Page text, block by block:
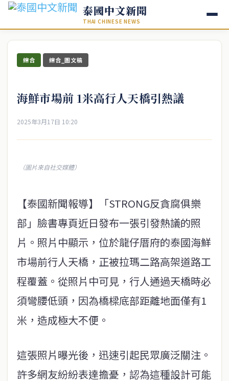
泰國中文新聞
THAI CHINESE NEWS
綜合 綜合_圖文稿
海鮮市場前 1米高行人天橋引熱議
2025年3月17日 10:20
（圖片來自社交媒體）
【泰國新聞報導】「STRONG反貪腐俱樂
部」臉書專頁近日發布一張引發熱議的照
片。照片中顯示，位於龍仔厝府的泰國海鮮
市場前行人天橋，正被拉瑪二路高架道路工
程覆蓋。從照片中可見，行人通過天橋時必
須彎腰低頭，因為橋樑底部距離地面僅有1
米，造成極大不便。
這張照片曝光後，迅速引起民眾廣泛關注。
許多網友紛紛表達擔憂，認為這種設計可能